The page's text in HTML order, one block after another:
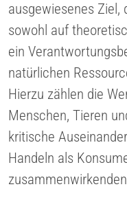
ausgewiesenes Ziel,
sowohl auf
ein
natürlichen
Hierzu zählen die
Menschen, Tieren
kritische
Handeln als